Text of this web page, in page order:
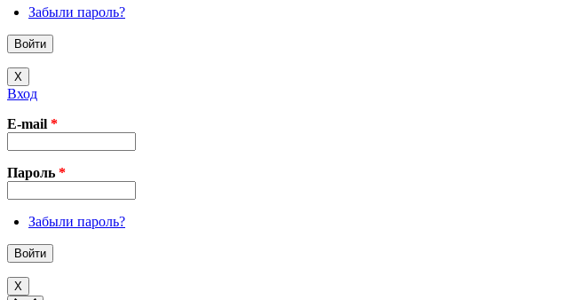
Забыли пароль?
X
Вход
E-mail *
Пароль *
Забыли пароль?
X